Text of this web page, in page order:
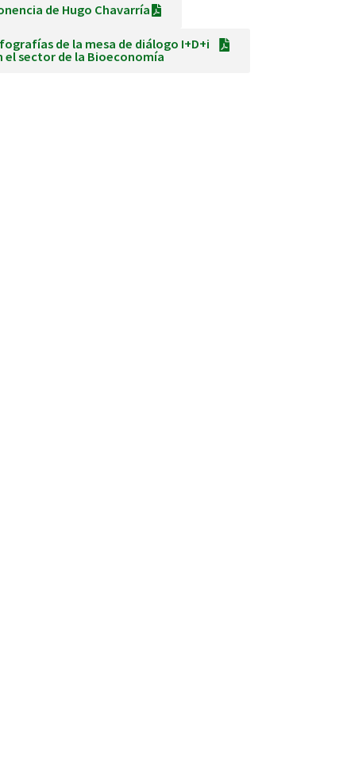
de Hugo Chavarría
de la mesa de diálogo I+D+i
el sector de la Bioeconomía